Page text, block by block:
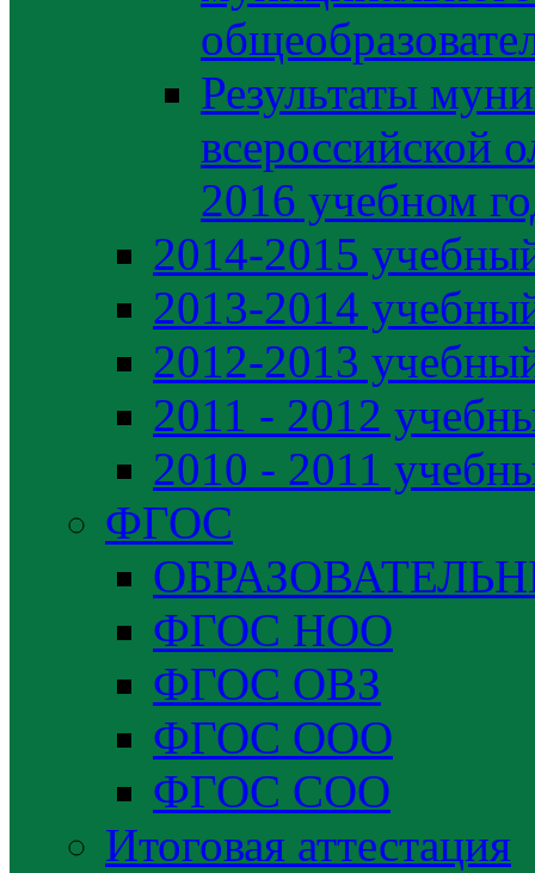
Результаты
всероссийской
2016 учебном
2014-2015
2013-2014
2012-2013
2011 - 2012
2010 - 2011
ФГОС
ФГОС НОО
ФГОС ОВЗ
ФГОС ООО
ФГОС СОО
Итоговая аттестация